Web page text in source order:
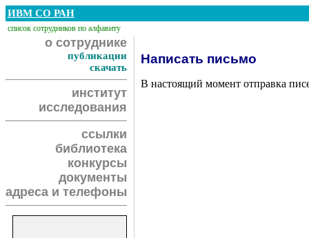
ИВМ СО РАН
список сотрудников по алфавиту
о сотруднике
публикации
скачать
институт
исследования
ссылки
библиотека
конкурсы
документы
адреса и телефоны
Написать письмо
В настоящий момент отправка